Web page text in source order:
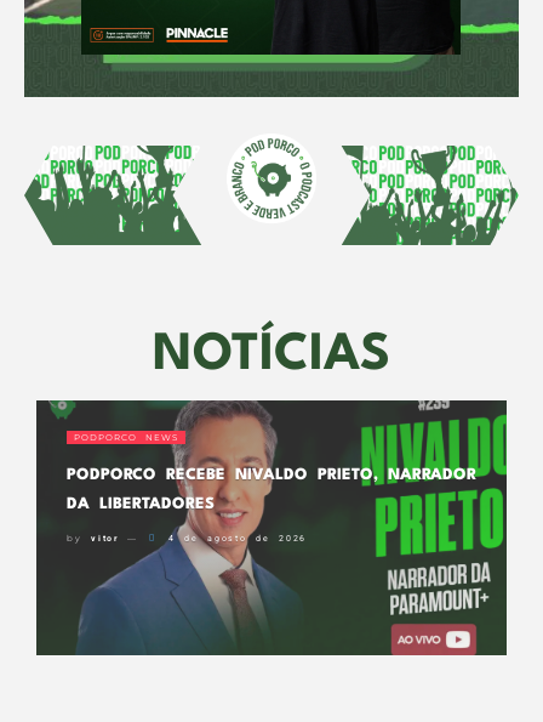
NOTÍCIAS
PODPORCO NEWS
PODPORCO RECEBE NIVALDO PRIETO, NARRADOR
DA LIBERTADORES
by vitor 4 de agosto de 2026